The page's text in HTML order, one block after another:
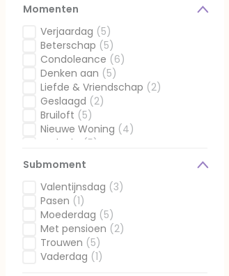
Momenten
Verjaardag (5)
Gefilterd op Momenten: Verjaardag
Beterschap (5)
Gefilterd op Momenten: Beterschap
Condoleance (6)
Gefilterd op Momenten: Condoleance
Denken aan (5)
Gefilterd op Momenten: Denken aan
Liefde & Vriendschap (2)
Gefilterd op Momenten: Liefde &
Geslaagd (2)
Gefilterd op Momenten: Geslaagd
Bruiloft (5)
Gefilterd op Momenten: Bruiloft
Nieuwe Woning (4)
Gefilterd op Momenten: Nieuwe Woning
Bedankt
(5)
Gefilterd op Momenten: Compliment
Sorry(1)
Gefilterd op Momenten: Sorry
Zomaar(4)
Gefilterd op Momenten: Zomaar
Sterkte(6)
Geselecteerd Gefilterd op
Submoment
Valentijnsdag (3)
Gefilterd op Submoment: Valentijnsdag
Pasen (1)
Gefilterd op Submoment: Pasen
Moederdag (5)
Gefilterd op Submoment: Moederdag
Met pensioen (2)
Gefilterd op Submoment: Met pensioen
Trouwen (5)
Gefilterd op Submoment: Trouwen
Vaderdag (1)